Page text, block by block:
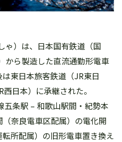
ゃ）は、日本国有鉄道（国
から製造した直流通勤形電車
東日本旅客鉄道（JR東日
日本）に承継された。
条駅 – 和歌山駅間・紀勢本
奈良電車区配属）の電化開
所配属）の旧形電車置き換え